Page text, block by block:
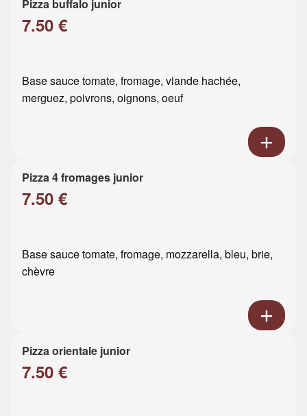
Pizza buffalo junior
7.50 €
Base sauce tomate, fromage, viande hachée,
merguez, poivrons, oignons, oeuf
Pizza 4 fromages junior
7.50 €
Base sauce tomate, fromage, mozzarella, bleu, brie,
chèvre
Pizza orientale junior
7.50 €